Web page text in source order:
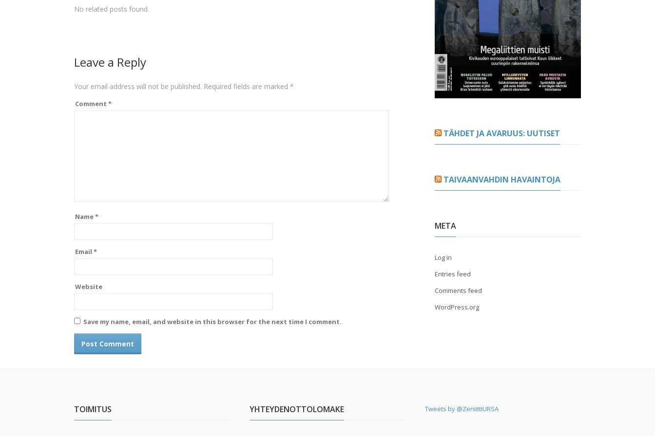
No related posts found.
Leave a Reply
Your email address will not be published. Required fields are marked *
Comment *
Name*
Email *
Website
Save my name, email, and website in this browser for the next time I comment.
TÄHDET JA AVARUUS: UUTISET
TAIVAANVAHDIN HAVAINTOJA
META
Log in
Entries feed
Comments feed
WordPress.org
TOIMITUS YHTEYDENOTTOLOMAKE Tweets by @ZeniittiURSA